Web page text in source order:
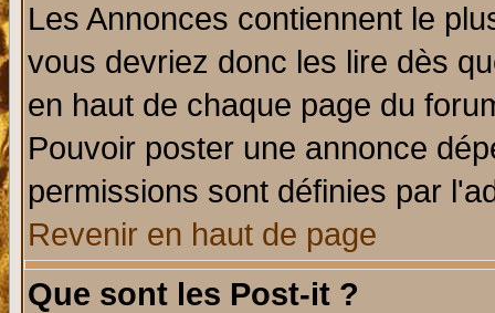
Les Annonces contiennent le
vous devriez donc les lire dès
en haut de chaque page du
Pouvoir poster une annonce
permissions sont définies par
Revenir en haut de page
Que sont les Post-it ?